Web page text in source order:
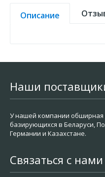
Описание
Наши
У нашей компании обширная
базирующихся в Беларуси,
Германии и Казахстане.
Связаться с